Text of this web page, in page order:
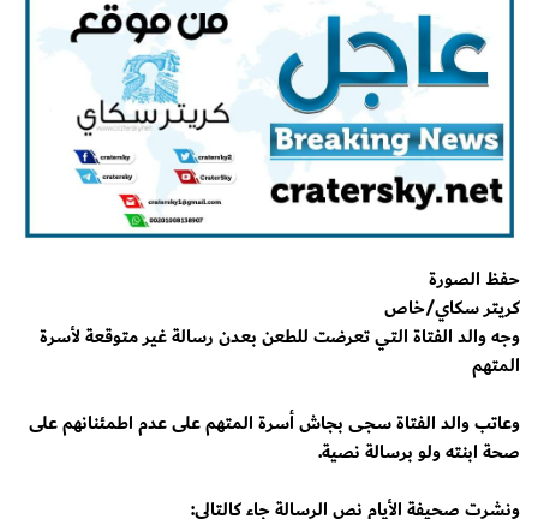
حفظ الصورة
كريتر سكاي/خاص
وجه والد الفتاة التي تعرضت للطعن بعدن رسالة غير متوقعة لأسرة
المتهم
وعاتب والد الفتاة سجى بجاش أسرة المتهم على عدم اطمئنانهم على
صحة ابنته ولو برسالة نصية.
ونشرت صحيفة الأيام نص الرسالة جاء كالتالي: